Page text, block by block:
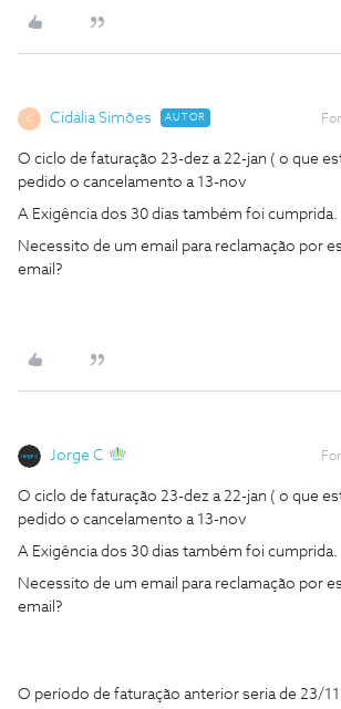
C Cidália Simões AUTOR
O ciclo de faturação 23-dez a 22-jan ( o que
pedido o cancelamento a 13-nov
A Exigência dos 30 dias também foi cumprida.
Necessito de um email para reclamação por
email?
Jorge C
O ciclo de faturação 23-dez a 22-jan ( o que
pedido o cancelamento a 13-nov
A Exigência dos 30 dias também foi cumprida.
Necessito de um email para reclamação por
email?
O período de faturação anterior seria de 23/